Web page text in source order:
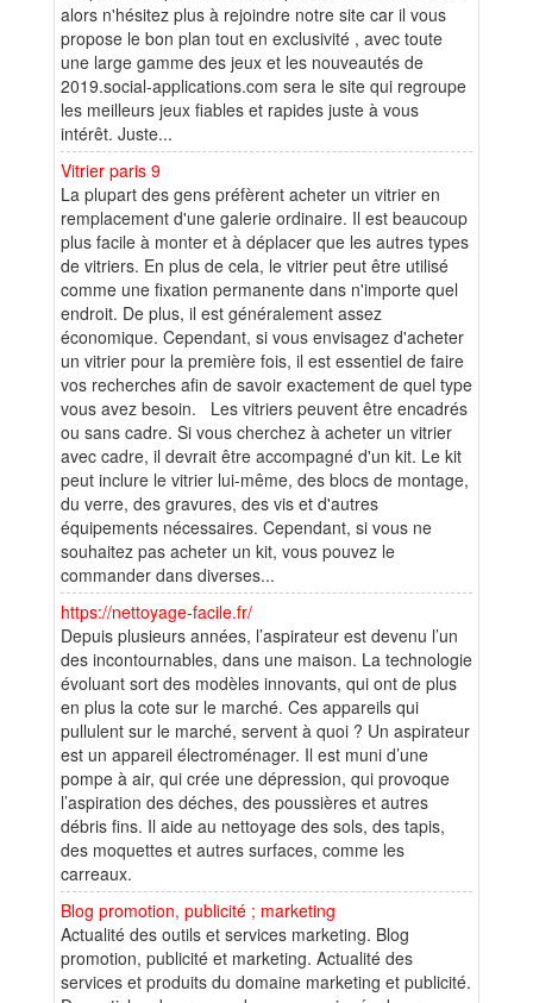
alors n'hésitez plus à rejoindre notre site car il vous
propose le bon plan tout en exclusivité , avec toute
une large gamme des jeux et les nouveautés de
2019.social-applications.com sera le site qui regroupe
les meilleurs jeux fiables et rapides juste à vous
intérêt. Juste...
Vitrier paris 9
La plupart des gens préfèrent acheter un vitrier en
remplacement d'une galerie ordinaire. Il est beaucoup
plus facile à monter et à déplacer que les autres types
de vitriers. En plus de cela, le vitrier peut être utilisé
comme une fixation permanente dans n'importe quel
endroit. De plus, il est généralement assez
économique. Cependant, si vous envisagez d'acheter
un vitrier pour la première fois, il est essentiel de faire
vos recherches afin de savoir exactement de quel type
vous avez besoin. Les vitriers peuvent être encadrés
ou sans cadre. Si vous cherchez à acheter un vitrier
avec cadre, il devrait être accompagné d'un kit. Le kit
peut inclure le vitrier lui-même, des blocs de montage,
du verre, des gravures, des vis et d'autres
équipements nécessaires. Cependant, si vous ne
souhaitez pas acheter un kit, vous pouvez le
commander dans diverses...
https://nettoyage-facile.fr/
Depuis plusieurs années, l’aspirateur est devenu l’un
des incontournables, dans une maison. La technologie
évoluant sort des modèles innovants, qui ont de plus
en plus la cote sur le marché. Ces appareils qui
pullulent sur le marché, servent à quoi ? Un aspirateur
est un appareil électroménager. Il est muni d’une
pompe à air, qui crée une dépression, qui provoque
l’aspiration des déches, des poussières et autres
débris fins. Il aide au nettoyage des sols, des tapis,
des moquettes et autres surfaces, comme les
carreaux.
Blog promotion, publicité ; marketing
Actualité des outils et services marketing. Blog
promotion, publicité et marketing. Actualité des
services et produits du domaine marketing et publicité.